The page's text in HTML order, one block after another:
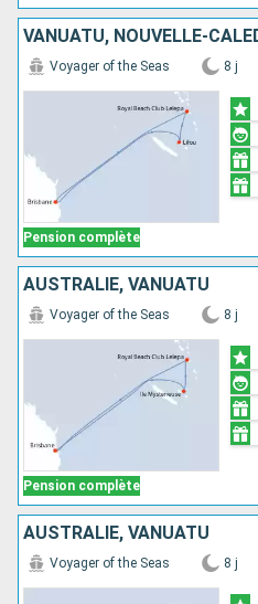
Pension complète
Voyager of the Seas 8 j
AUSTRALIE, VANUATU
Pension complète
Voyager of the Seas 8 j
AUSTRALIE, VANUATU
Voyager of the Seas 8 j